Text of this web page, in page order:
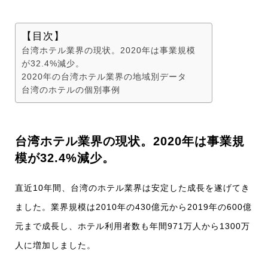
【目次】
台湾ホテル業界の現状。2020年は事業規模
が32.4%減少。
2020年の台湾ホテル業界の地域別データ
台湾のホテルの個別事例
台湾ホテル業界の現状。2020年は事業規
模が32.4%減少。
直近10年間、台湾のホテル業界は安定した成長を遂げてき
ました。業界規模は2010年の430億元から2019年の600億
元まで成長し、ホテル利用者数も年間971万人から1300万
人に増加しました。